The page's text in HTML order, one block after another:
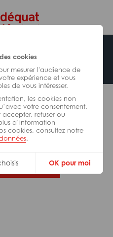
cookies
mesurer l'audience de
expérience et vous
de vous intéresser.
les cookies non
votre consentement.
refuser ou
d’information
cookies, consultez notre
.
OK pour moi
tentez de consulter n’est
peuvent vous
toutes nos offres.
job Adéquat !